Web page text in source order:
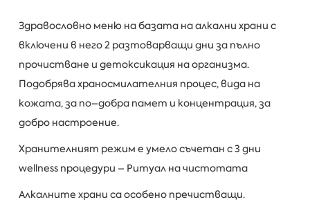
Здравословно меню на базата на алкални храни с
включени в него 2 разтоварващи дни за пълно
прочистване и детоксикация на организма.
Подобрява храносмилателния процес, вида на
кожата, за по–добра памет и концентрация, за
добро настроение.
Хранителният режим е умело съчетан с 3 дни
wellness процедури – Ритуал на чистотата
Алкалните храни са особено пречистващи.